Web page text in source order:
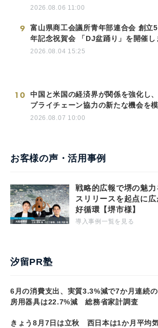
2026.08.06 11:00
9
富山県商工会議所青年部連合会 創立
年記念祝賀会 「DJ盆踊り」を開催し
2026.08.04 15:25
10
中国と米国の経済界が関係を強化し
プライチェーン協力の新たな機会を
2026.08.07 10:00
お客様の声・活用事例
戦略的広報で堺の魅
スリリースを起点に
好循環【堺市様】
導入事例一覧を見る
汐留PR塾
6月の消費支出、実質3.3%減で7か月連続
房用器具は22.7%減 総務省家計調査
きょう8月7日は立秋 西日本は1か月平均